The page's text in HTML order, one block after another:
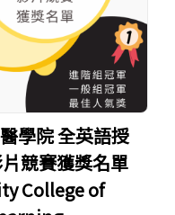
學院 全英語授
競賽獲獎名單
College of